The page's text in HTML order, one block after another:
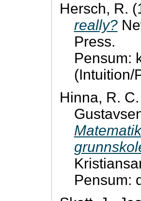
Hersch, R.
really?
Press.
Pensum:
(Intuition/
Hinna, R.
Pensum: